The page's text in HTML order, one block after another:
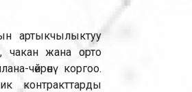
артыкчылыктуу
чакан жана орто
чөйрөнү коргоо.
контракттарды